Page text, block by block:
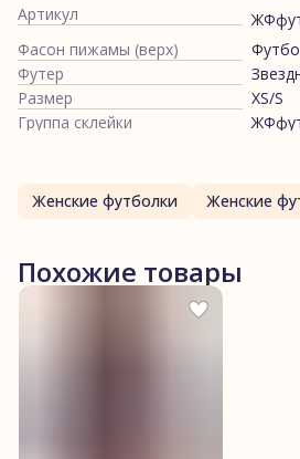
Артикул
Фасон пижамы (верх)
Футер
Размер
XS/S
Группа склейки
Женские футболки Женские
Похожие товары